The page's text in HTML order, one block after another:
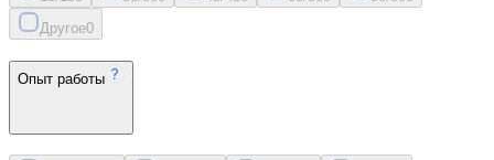
Другое0
Опыт работы